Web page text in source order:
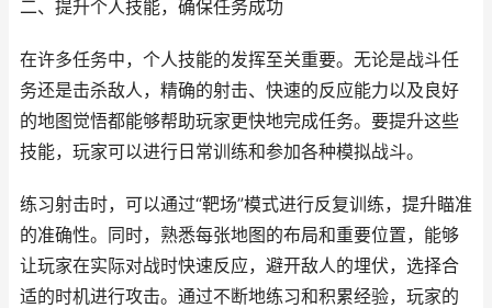
二、提升个人技能，确保任务成功
在许多任务中，个人技能的发挥至关重要。无论是战斗任
务还是击杀敌人，精确的射击、快速的反应能力以及良好
的地图觉悟都能够帮助玩家更快地完成任务。要提升这些
技能，玩家可以进行日常训练和参加各种模拟战斗。
练习射击时，可以通过“靶场”模式进行反复训练，提升瞄准
的准确性。同时，熟悉每张地图的布局和重要位置，能够
让玩家在实际对战时快速反应，避开敌人的埋伏，选择合
适的时机进行攻击。通过不断地练习和积累经验，玩家的